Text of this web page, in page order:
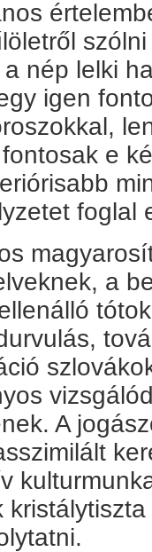
nép lelki
igen
e
foglal
a
A